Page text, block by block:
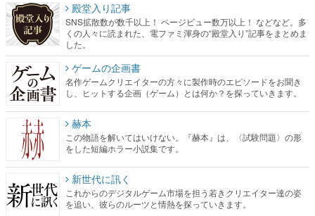
殿堂入り記事
SNS拡散数が数千以上！ ページビュー数万以上！ などなど。多
くの人々に読まれた、電ファミ渾身の“殿堂入り”記事をまとめま
した。
ゲームの企画書
名作ゲームクリエイターの方々に製作時のエピソードをお聞き
し、ヒットする企画（ゲーム）とは何か？を探っていきます。
赫本
この物語を解いてはいけない。『赫本』は、〈試験問題〉の形
をした短編ホラー小説集です。
新世代に訊く
これからのデジタルゲーム市場を担う若きクリエイター達の姿
を追い、彼らのルーツと情熱を探っていきます。